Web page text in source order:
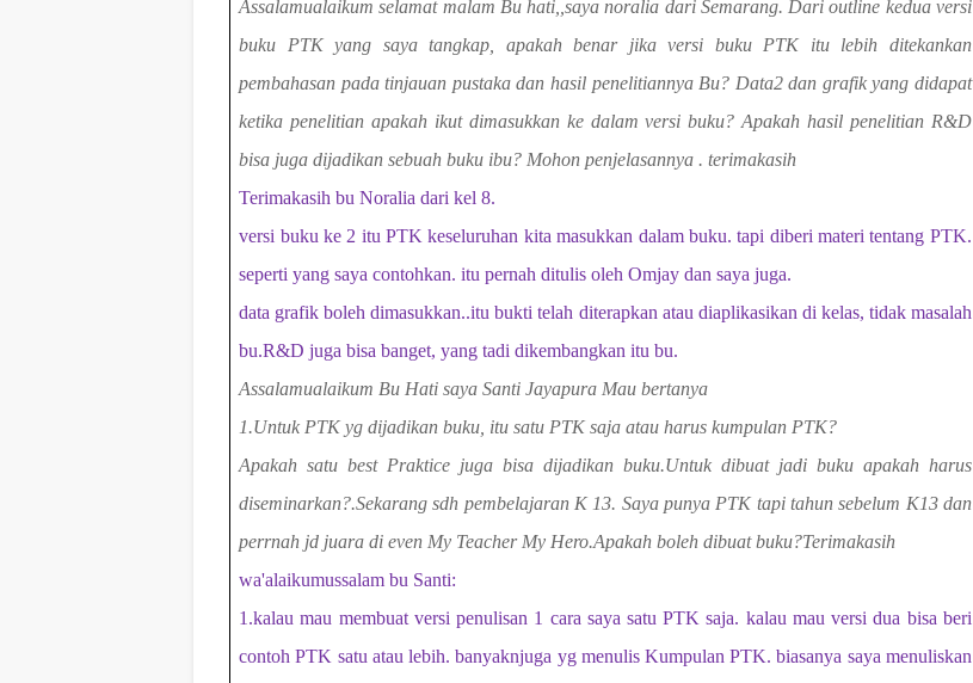
Assalamualaikum selamat malam Bu hati,,saya noralia dari Semarang. Dari outline kedua versi
buku PTK yang saya tangkap, apakah benar jika versi buku PTK itu lebih ditekankan
pembahasan pada tinjauan pustaka dan hasil penelitiannya Bu? Data2 dan grafik yang didapat
ketika penelitian apakah ikut dimasukkan ke dalam versi buku? Apakah hasil penelitian R&D
bisa juga dijadikan sebuah buku ibu? Mohon penjelasannya . terimakasih
Terimakasih bu Noralia dari kel 8.
versi buku ke 2 itu PTK keseluruhan kita masukkan dalam buku. tapi diberi materi tentang PTK.
seperti yang saya contohkan. itu pernah ditulis oleh Omjay dan saya juga.
data grafik boleh dimasukkan..itu bukti telah diterapkan atau diaplikasikan di kelas, tidak masalah
bu.R&D juga bisa banget, yang tadi dikembangkan itu bu.
Assalamualaikum Bu Hati saya Santi Jayapura Mau bertanya
1.Untuk PTK yg dijadikan buku, itu satu PTK saja atau harus kumpulan PTK?
Apakah satu best Praktice juga bisa dijadikan buku.Untuk dibuat jadi buku apakah harus
diseminarkan?.Sekarang sdh pembelajaran K 13. Saya punya PTK tapi tahun sebelum K13 dan
perrnah jd juara di even My Teacher My Hero.Apakah boleh dibuat buku?Terimakasih
wa'alaikumussalam bu Santi:
1.kalau mau membuat versi penulisan 1 cara saya satu PTK saja. kalau mau versi dua bisa beri
contoh PTK satu atau lebih. banyaknjuga yg menulis Kumpulan PTK. biasanya saya menuliskan